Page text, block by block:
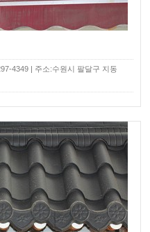
4349 | 주소:수원시 팔달구 지동